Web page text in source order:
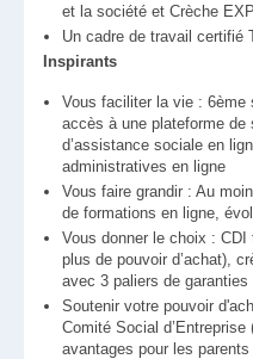
et la société et Crèche
Un cadre de travail certifié
Inspirants
Vous faciliter la vie : 6ème
accès à une plateforme
d’assistance sociale en
administratives en ligne
Vous faire grandir : Au
de formations en ligne,
Vous donner le choix :
plus de pouvoir d’achat),
avec 3 paliers de garanties
Soutenir votre pouvoir
Comité Social d’Entreprise
avantages pour les